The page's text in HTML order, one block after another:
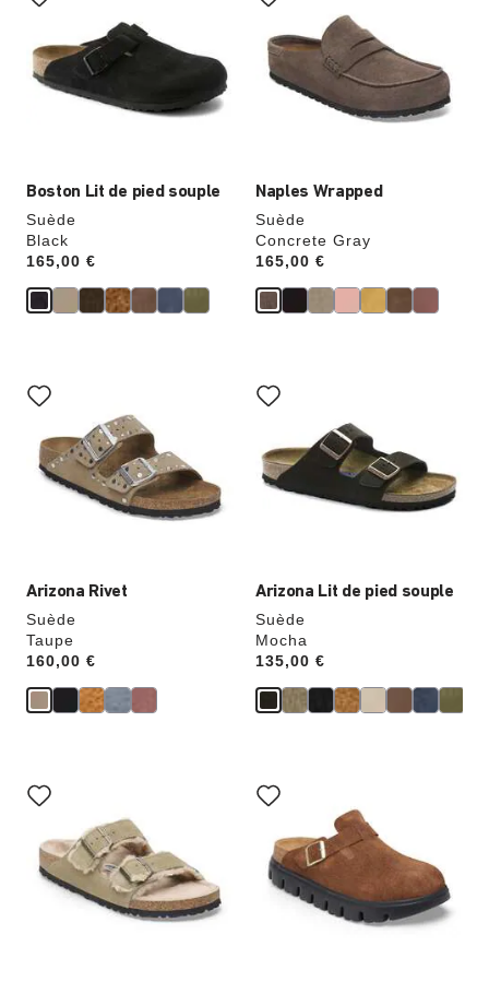
Boston Lit de pied souple
Suède
Black
Price:
165,00 €
les
échantillons
de
couleurs
modifiera
Naples Wrapped
Suède
Concrete Gray
Price:
165,00 €
les
échantillons
couleurs
modifiera
Arizona Rivet
Suède
Taupe
Price:
160,00 €
sur
les
échantillons
couleurs
modifiera
Arizona Lit de pied souple
Suède
Mocha
Price:
135,00 €
sur
les
échantillons
de
couleurs
modifiera
sur
les
échantillons
couleurs
modifiera
sur
les
échantillons
couleurs
modifiera